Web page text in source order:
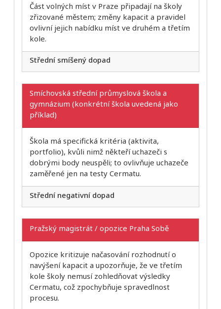
Část volných míst v Praze připadají na školy
zřizované městem; změny kapacit a pravidel
ovlivní jejich nabídku míst ve druhém a třetím
kole.
Střední smíšený dopad
Smíchovská střední průmyslová škola a
gymnázium (konkrétní škola uvedená jako
příklad)
Škola má specifická kritéria (aktivita,
portfolio), kvůli nimž někteří uchazeči s
dobrými body neuspěli; to ovlivňuje uchazeče
zaměřené jen na testy Cermatu.
Střední negativní dopad
Pražský magistrát / opozice Praha Sobě
Opozice kritizuje načasování rozhodnutí o
navýšení kapacit a upozorňuje, že ve třetím
kole školy nemusí zohledňovat výsledky
Cermatu, což zpochybňuje spravedlnost
procesu.